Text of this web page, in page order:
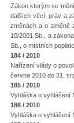
Zákon kterým se
dalších věcí, práv a
změnách a o změně
10/2001 Sb., a
Sb., o místních
184 / 2010
Nařízení vlády o
června 2010 do 31.
185 / 2010
Vyhláška o vyhlášení
186 / 2010
Vyhláška o vyhlášení